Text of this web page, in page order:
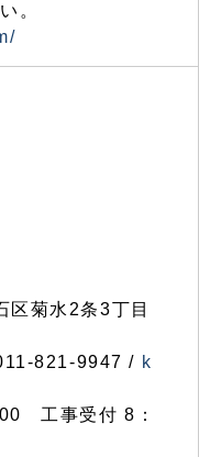
。
菊水2条3丁目
821-9947 / k
工事受付 8：